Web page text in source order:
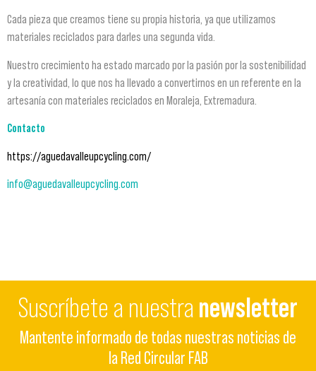
Cada pieza que creamos tiene su propia historia, ya que utilizamos
materiales reciclados para darles una segunda vida.
Nuestro crecimiento ha estado marcado por la pasión por la sostenibilidad
y la creatividad, lo que nos ha llevado a convertirnos en un referente en la
artesanía con materiales reciclados en Moraleja, Extremadura.
Contacto
https://aguedavalleupcycling.com/
info@aguedavalleupcycling.com
Suscríbete a nuestra newsletter
Mantente informado de todas nuestras noticias de
la Red Circular FAB